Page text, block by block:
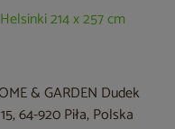
214 x 257 cm
& GARDEN Dudek
64-920 Piła, Polska